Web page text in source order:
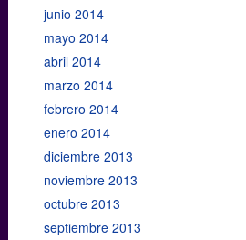
junio 2014
mayo 2014
abril 2014
marzo 2014
febrero 2014
enero 2014
diciembre 2013
noviembre 2013
octubre 2013
septiembre 2013